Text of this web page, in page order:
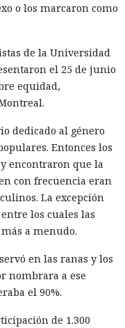
o los marcaron como
de la Universidad
el 25 de junio
equidad,
dedicado al género
Entonces los
encontraron que la
con frecuencia eran
La excepción
los cuales las
a menudo.
en las ranas y los
nombrara a ese
el 90%.
de 1.300